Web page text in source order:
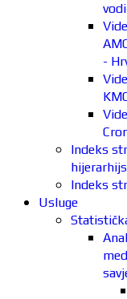
-
Indeks
Indeks
Usluge